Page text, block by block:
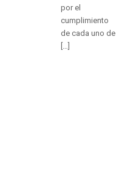
por el
cumplimiento
de cada uno de
[…]